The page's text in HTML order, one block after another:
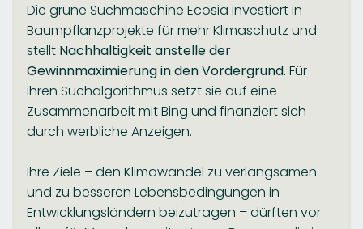
Die grüne Suchmaschine Ecosia investiert in
Baumpflanzprojekte für mehr Klimaschutz und
stellt Nachhaltigkeit anstelle der
Gewinnmaximierung in den Vordergrund. Für
ihren Suchalgorithmus setzt sie auf eine
Zusammenarbeit mit Bing und finanziert sich
durch werbliche Anzeigen.
Ihre Ziele – den Klimawandel zu verlangsamen
und zu besseren Lebensbedingungen in
Entwicklungsländern beizutragen – dürften vor